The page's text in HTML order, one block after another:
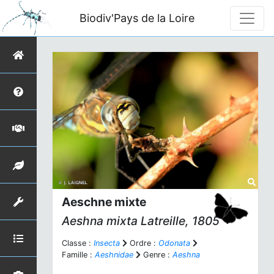
Biodiv'Pays de la Loire
Aeschne mixte
Aeshna mixta Latreille, 1805
Classe : Insecta Ordre : Odonata
Famille : Aeshnidae Genre : Aeshna